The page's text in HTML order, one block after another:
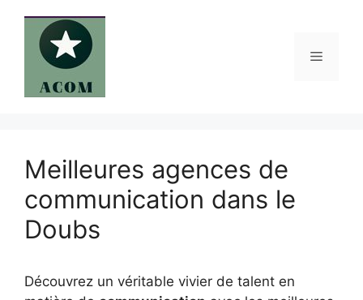
contenu
Menu
Meilleures agences de
communication dans le
Doubs
Découvrez un véritable vivier de talent en